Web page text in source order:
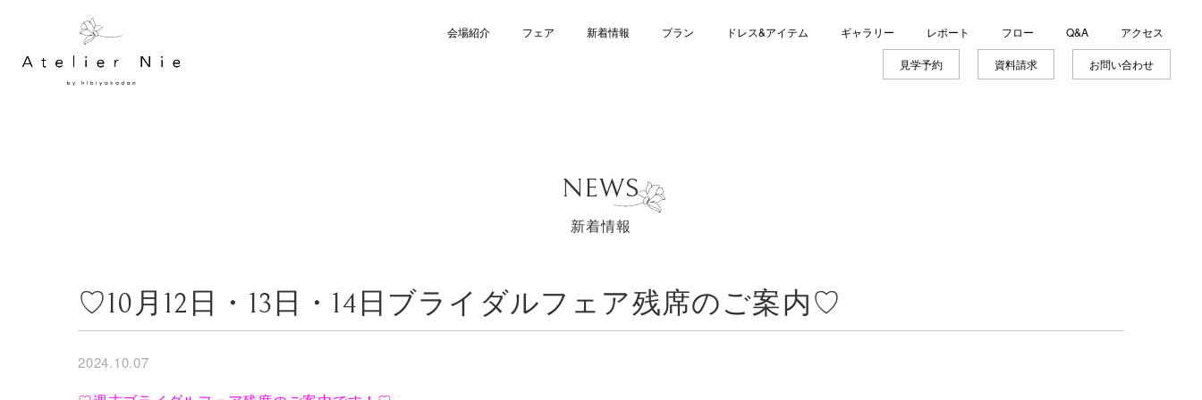
会場紹介 フェア 新着情報 プラン ドレス&アイテム ギャラリー レポート フロー Q&A アクセス
見学予約 資料請求 お問い合わせ
NEWS
新着情報
♡10月12日・13日・14日ブライダルフェア残席のご案内♡
2024.10.07